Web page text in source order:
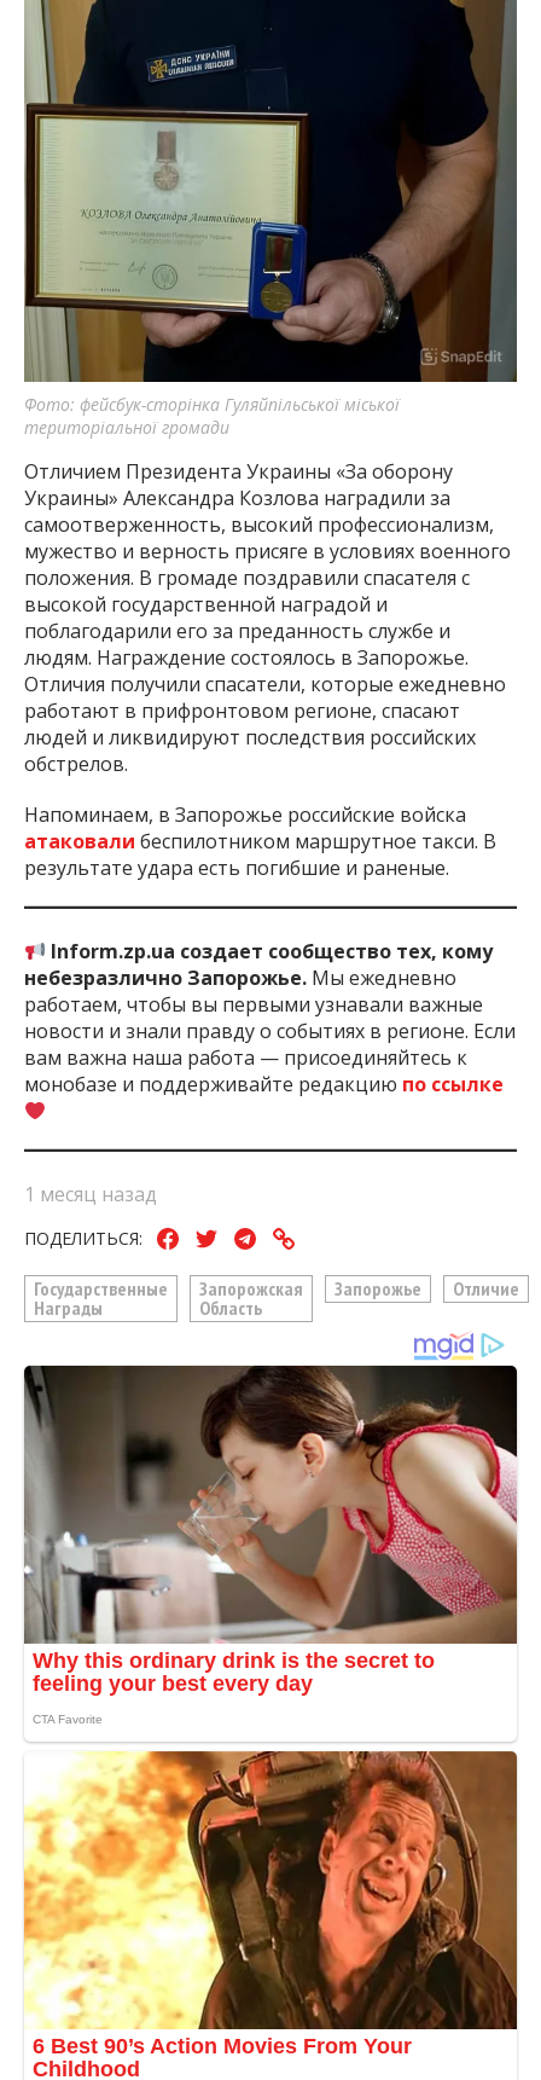
Фото: фейсбук-сторінка Гуляйпільської міської
територіальної громади
Отличием Президента Украины «За оборону
Украины» Александра Козлова наградили за
самоотверженность, высокий профессионализм,
мужество и верность присяге в условиях военного
положения. В громаде поздравили спасателя с
высокой государственной наградой и
поблагодарили его за преданность службе и
людям. Награждение состоялось в Запорожье.
Отличия получили спасатели, которые ежедневно
работают в прифронтовом регионе, спасают
людей и ликвидируют последствия российских
обстрелов.
Напоминаем, в Запорожье российские войска
атаковали беспилотником маршрутное такси. В
результате удара есть погибшие и раненые.
Inform.zp.ua создает сообщество тех, кому
небезразлично Запорожье. Мы ежедневно
работаем, чтобы вы первыми узнавали важные
новости и знали правду о событиях в регионе. Если
вам важна наша работа — присоединяйтесь к
монобазе и поддерживайте редакцию по ссылке
1 месяц назад
ПОДЕЛИТЬСЯ:
Государственные
Награды
Запорожская
Область
Запорожье Отличие